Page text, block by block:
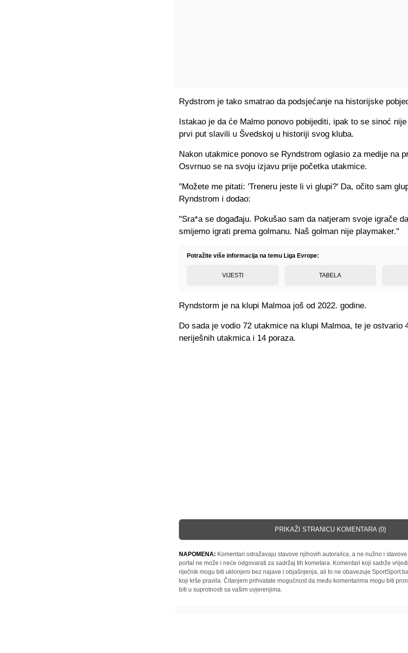
Rydstrom je tako smatrao da podsjećanje na historijske
Istakao je da će Malmo ponovo pobijediti, ipak to se sinoć
prvi put slavili u Švedskoj u historiji svog kluba.
Nakon utakmice ponovo se Ryndstrom oglasio za medije na
Osvrnuo se na svoju izjavu prije početka utakmice.
"Možete me pitati: 'Treneru jeste li vi glupi?' Da, očito sam
Ryndstrom i dodao:
"Sra*a se događaju. Pokušao sam da natjeram svoje igrače
smijemo igrati prema golmanu. Naš golman nije playmaker."
Potražite više informacija na temu Liga Evrope:
VIJESTI TABELA
Ryndstorm je na klupi Malmoa još od 2022. godine.
Do sada je vodio 72 utakmice na klupi Malmoa, te je ostvario
neriješnih utakmica i 14 poraza.
PRIKAŽI STRANICU KOMENTARA (0)
NAPOMENA: Komentari odražavaju stavove njihovih autora/ica, a ne nužno i
portal ne može i neće odgovarati za sadržaj tih kometara. Komentari koji sadrže
riječnik mogu biti uklonjeni bez najave i objašnjenja, ali to ne obavezuje
koji krše pravila. Čitanjem prihvatate mogućnost da među komentarima mogu biti
biti u suprotnosti sa vašim uvjerenjima.